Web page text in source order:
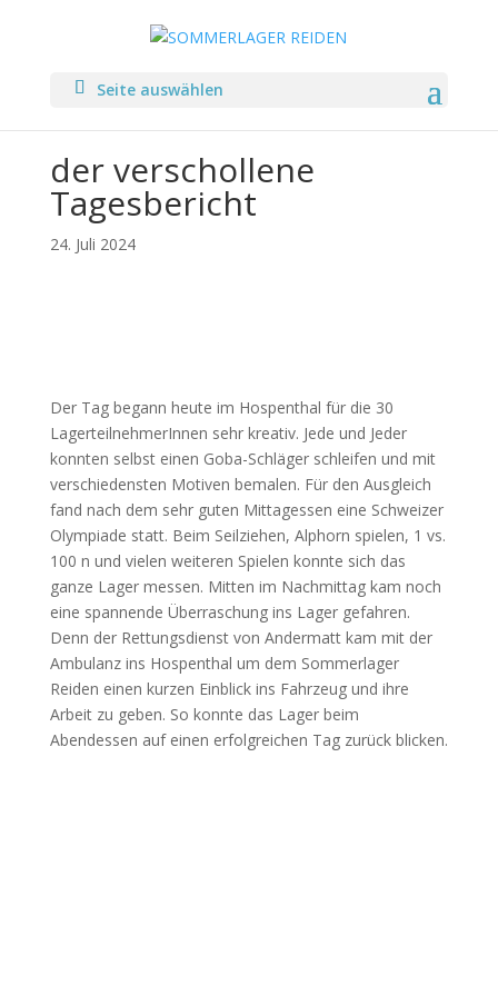
Seite auswählen
der verschollene
Tagesbericht
24. Juli 2024
Der Tag begann heute im Hospenthal für die 30
LagerteilnehmerInnen sehr kreativ. Jede und Jeder
konnten selbst einen Goba-Schläger schleifen und mit
verschiedensten Motiven bemalen. Für den Ausgleich
fand nach dem sehr guten Mittagessen eine Schweizer
Olympiade statt. Beim Seilziehen, Alphorn spielen, 1 vs.
100 n und vielen weiteren Spielen konnte sich das
ganze Lager messen. Mitten im Nachmittag kam noch
eine spannende Überraschung ins Lager gefahren.
Denn der Rettungsdienst von Andermatt kam mit der
Ambulanz ins Hospenthal um dem Sommerlager
Reiden einen kurzen Einblick ins Fahrzeug und ihre
Arbeit zu geben. So konnte das Lager beim
Abendessen auf einen erfolgreichen Tag zurück blicken.